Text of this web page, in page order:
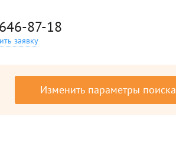
87-18
заявку
Изменить параметры поиска